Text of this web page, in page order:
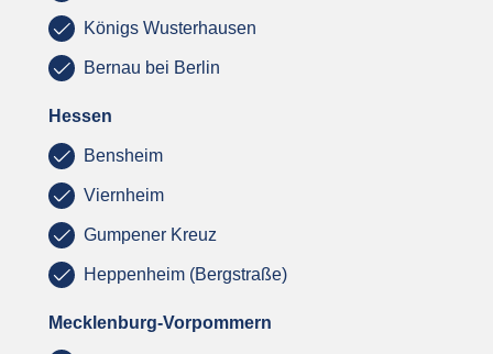
Königs Wusterhausen
Bernau bei Berlin
Hessen
Bensheim
Viernheim
Gumpener Kreuz
Heppenheim (Bergstraße)
Mecklenburg-Vorpommern